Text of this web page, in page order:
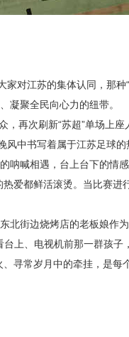
家对江苏的集体认同，那
凝聚全民向心力的纽带。
，再次刷新“苏超”单场上
风中书写着属于江苏足球
呐喊相遇，台上台下的
爱都鲜活滚烫。当比赛进
北街边烧烤店的老板娘作为
台上、电视机前那一群孩
寻常岁月中的牵挂，是